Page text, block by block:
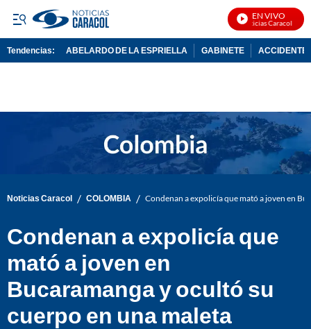
EN VIVO
Noticias Caracol En
Tendencias: ABELARDO DE LA ESPRIELLA GABINETE ACCIDENTE
Noticias Caracol / COLOMBIA / Condenan a expolicía que mató a joven en
Condenan a expolicía que
mató a joven en
Bucaramanga y ocultó su
cuerpo en una maleta